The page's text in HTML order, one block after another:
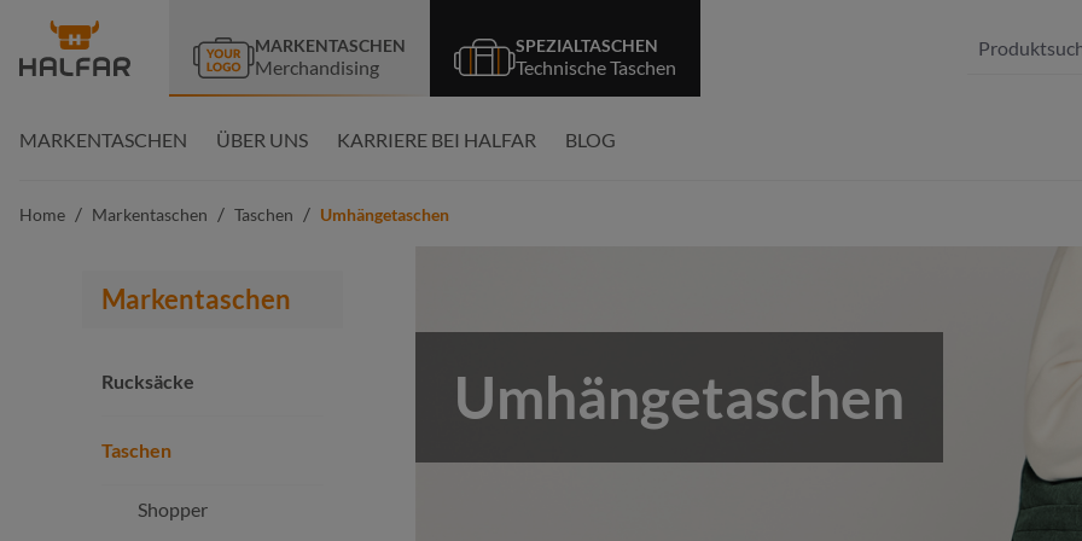
Zur Hauptnavigation springen
MARKENTASCHEN
Merchandising
SPEZIALTASCHEN
Technische Taschen
MARKENTASCHEN ÜBER UNS KARRIERE BEI HALFAR BLOG
Home / Markentaschen / Taschen / Umhängetaschen
Umhängetaschen
Markentaschen
Rucksäcke
Taschen
Shopper